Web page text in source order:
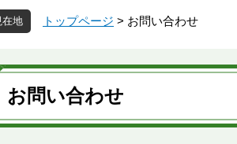
トップページ > お問い合わせ
お問い合わせ